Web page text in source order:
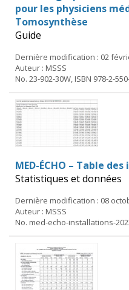
pour les physiciens
Tomosynthèse
Guide
Dernière modification : 02
Auteur : MSSS
No. 23-902-30W, ISBN 978-2-
MED-ÉCHO – Table
Statistiques et données
Dernière modification : 08
Auteur : MSSS
No. med-echo-installations-